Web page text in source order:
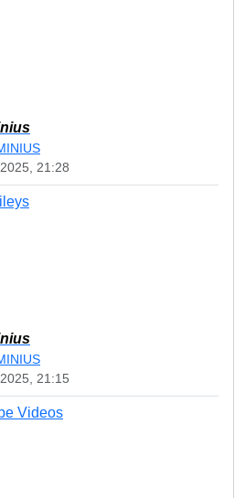
21:28
21:15
Videos